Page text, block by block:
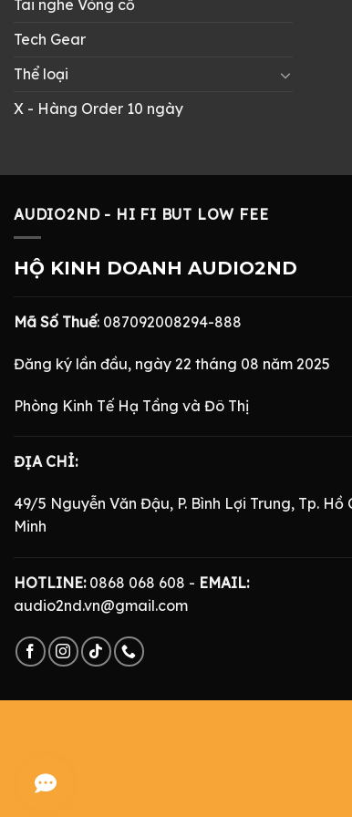
Tai nghe Vòng cổ
Tech Gear
Thể loại
X - Hàng Order 10 ngày
AUDIO2ND - HI FI BUT LOW FEE
HỘ KINH DOANH AUDIO2ND
Mã Số Thuế: 087092008294-888
Đăng ký lần đầu, ngày 22 tháng 08 năm 2025
Phòng Kinh Tế Hạ Tầng và Đô Thị
ĐỊA CHỈ:
49/5 Nguyễn Văn Đậu, P. Bình Lợi Trung, Tp. Hồ
Minh
HOTLINE:0868 068 608 - EMAIL:
audio2nd.vn@gmail.com